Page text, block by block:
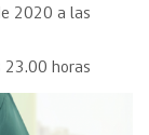
2020 a las
23.00 horas